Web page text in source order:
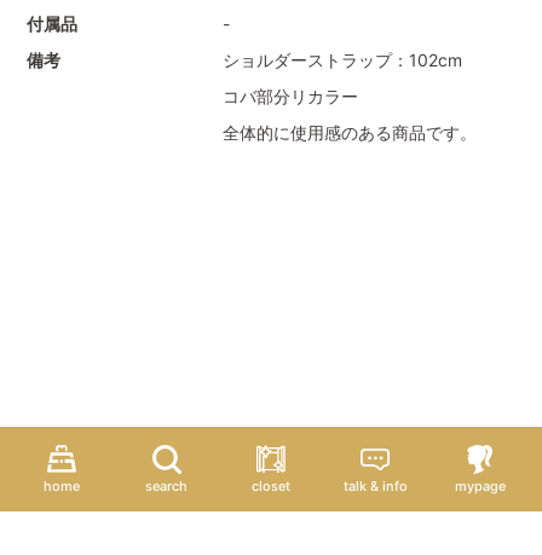
付属品
-
備考
ショルダーストラップ：102cm
コバ部分リカラー
全体的に使用感のある商品です。
home search closet talk & info mypage